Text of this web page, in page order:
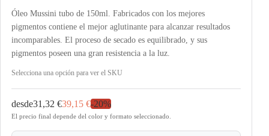
Óleo Mussini tubo de 150ml. Fabricados con los mejores
pigmentos contiene el mejor aglutinante para alcanzar resultados
incomparables. El proceso de secado es equilibrado, y sus
pigmentos poseen una gran resistencia a la luz.
Selecciona una opción para ver el SKU
desde31,32 €39,15 €-20%
El precio final depende del color y formato seleccionado.